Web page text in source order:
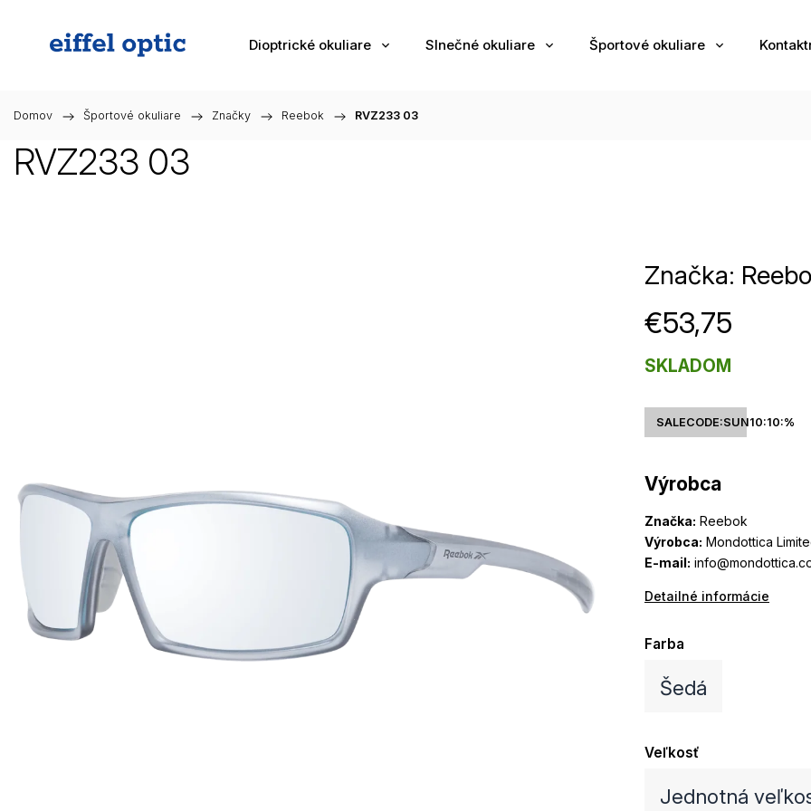
Dioptrické okuliare Slnečné okuliare Športové okuliare
Domov / Športové okuliare / Značky / Reebok / RVZ233 03
RVZ233 03
Značka:
€53,75
Výrobca
Značka: Reebok
Výrobca: Mondottica
E-mail:
Detailné informácie
SALECODE:SUN10:10:%
Farba
Šedá
Veľkosť
Jednotná
SKLADOM